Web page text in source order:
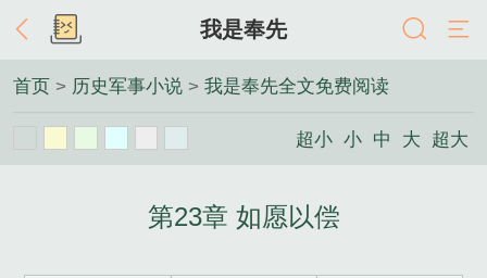
我是奉先
首页 > 历史军事小说 > 我是奉先全文免费阅读
超小 小 中 大 超大
第23章 如愿以偿